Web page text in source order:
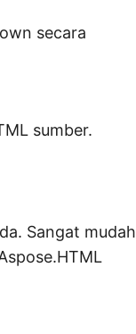
secara
sumber.
Sangat mudah